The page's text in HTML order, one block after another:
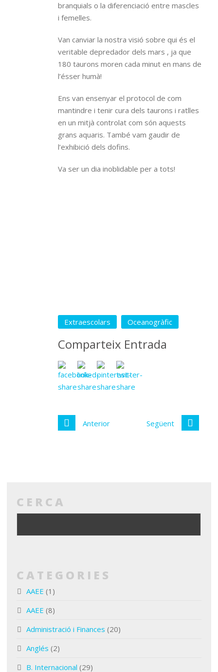
branquials o la diferenciació entre mascles
i femelles.
Van canviar la nostra visió sobre qui és el
veritable depredador dels mars , ja que
180 taurons moren cada minut en mans de
l’ésser humà!
Ens van ensenyar el protocol de com
mantindre i tenir cura dels taurons i ratlles
en un mitjà controlat com són aquests
grans aquaris. També vam gaudir de
l’exhibició dels dofins.
Va ser un dia inoblidable per a tots!
Extraescolars Oceanogràfic
Comparteix Entrada
Anterior Següent
CERCA
CATEGORIES
AAEE (1)
AAEE (8)
Administració i Finances (20)
Anglés (2)
B. Internacional (29)